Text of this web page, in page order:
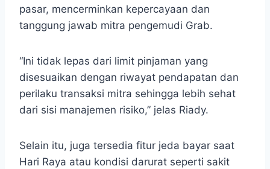
pasar, mencerminkan kepercayaan dan
tanggung jawab mitra pengemudi Grab.
“Ini tidak lepas dari limit pinjaman yang
disesuaikan dengan riwayat pendapatan dan
perilaku transaksi mitra sehingga lebih sehat
dari sisi manajemen risiko,” jelas Riady.
Selain itu, juga tersedia fitur jeda bayar saat
Hari Raya atau kondisi darurat seperti sakit